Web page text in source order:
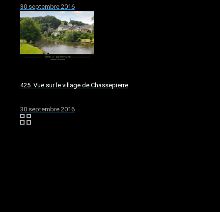
30 septembre 2016
425. Vue sur le village de Chassepierre
30 septembre 2016